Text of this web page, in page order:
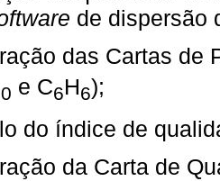
de dispersão
das Cartas de
e C6H6);
do índice de
da Carta de